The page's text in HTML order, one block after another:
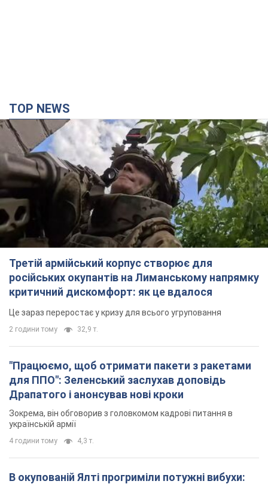
TOP NEWS
Третій армійський корпус створює для
російських окупантів на Лиманському напрямку
критичний дискомфорт: як це вдалося
Це зараз переростає у кризу для всього угруповання
2 години тому 32,9 т.
"Працюємо, щоб отримати пакети з ракетами
для ППО": Зеленський заслухав доповідь
Драпатого і анонсував нові кроки
Зокрема, він обговорив з головкомом кадрові питання в
українській армії
4 години тому 4,3 т.
В окупованій Ялті прогриміли потужні вибухи: